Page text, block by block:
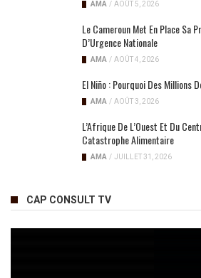
AMA / AOÛT 5, 2026
Le Cameroun Met En Place Sa
D’Urgence Nationale
AMA / AOÛT 4, 2026
El Niño : Pourquoi Des Millions
AMA / AOÛT 3, 2026
L’Afrique De L’Ouest Et Du
Catastrophe Alimentaire
AMA / JUILLET 31, 2026
CAP CONSULT TV